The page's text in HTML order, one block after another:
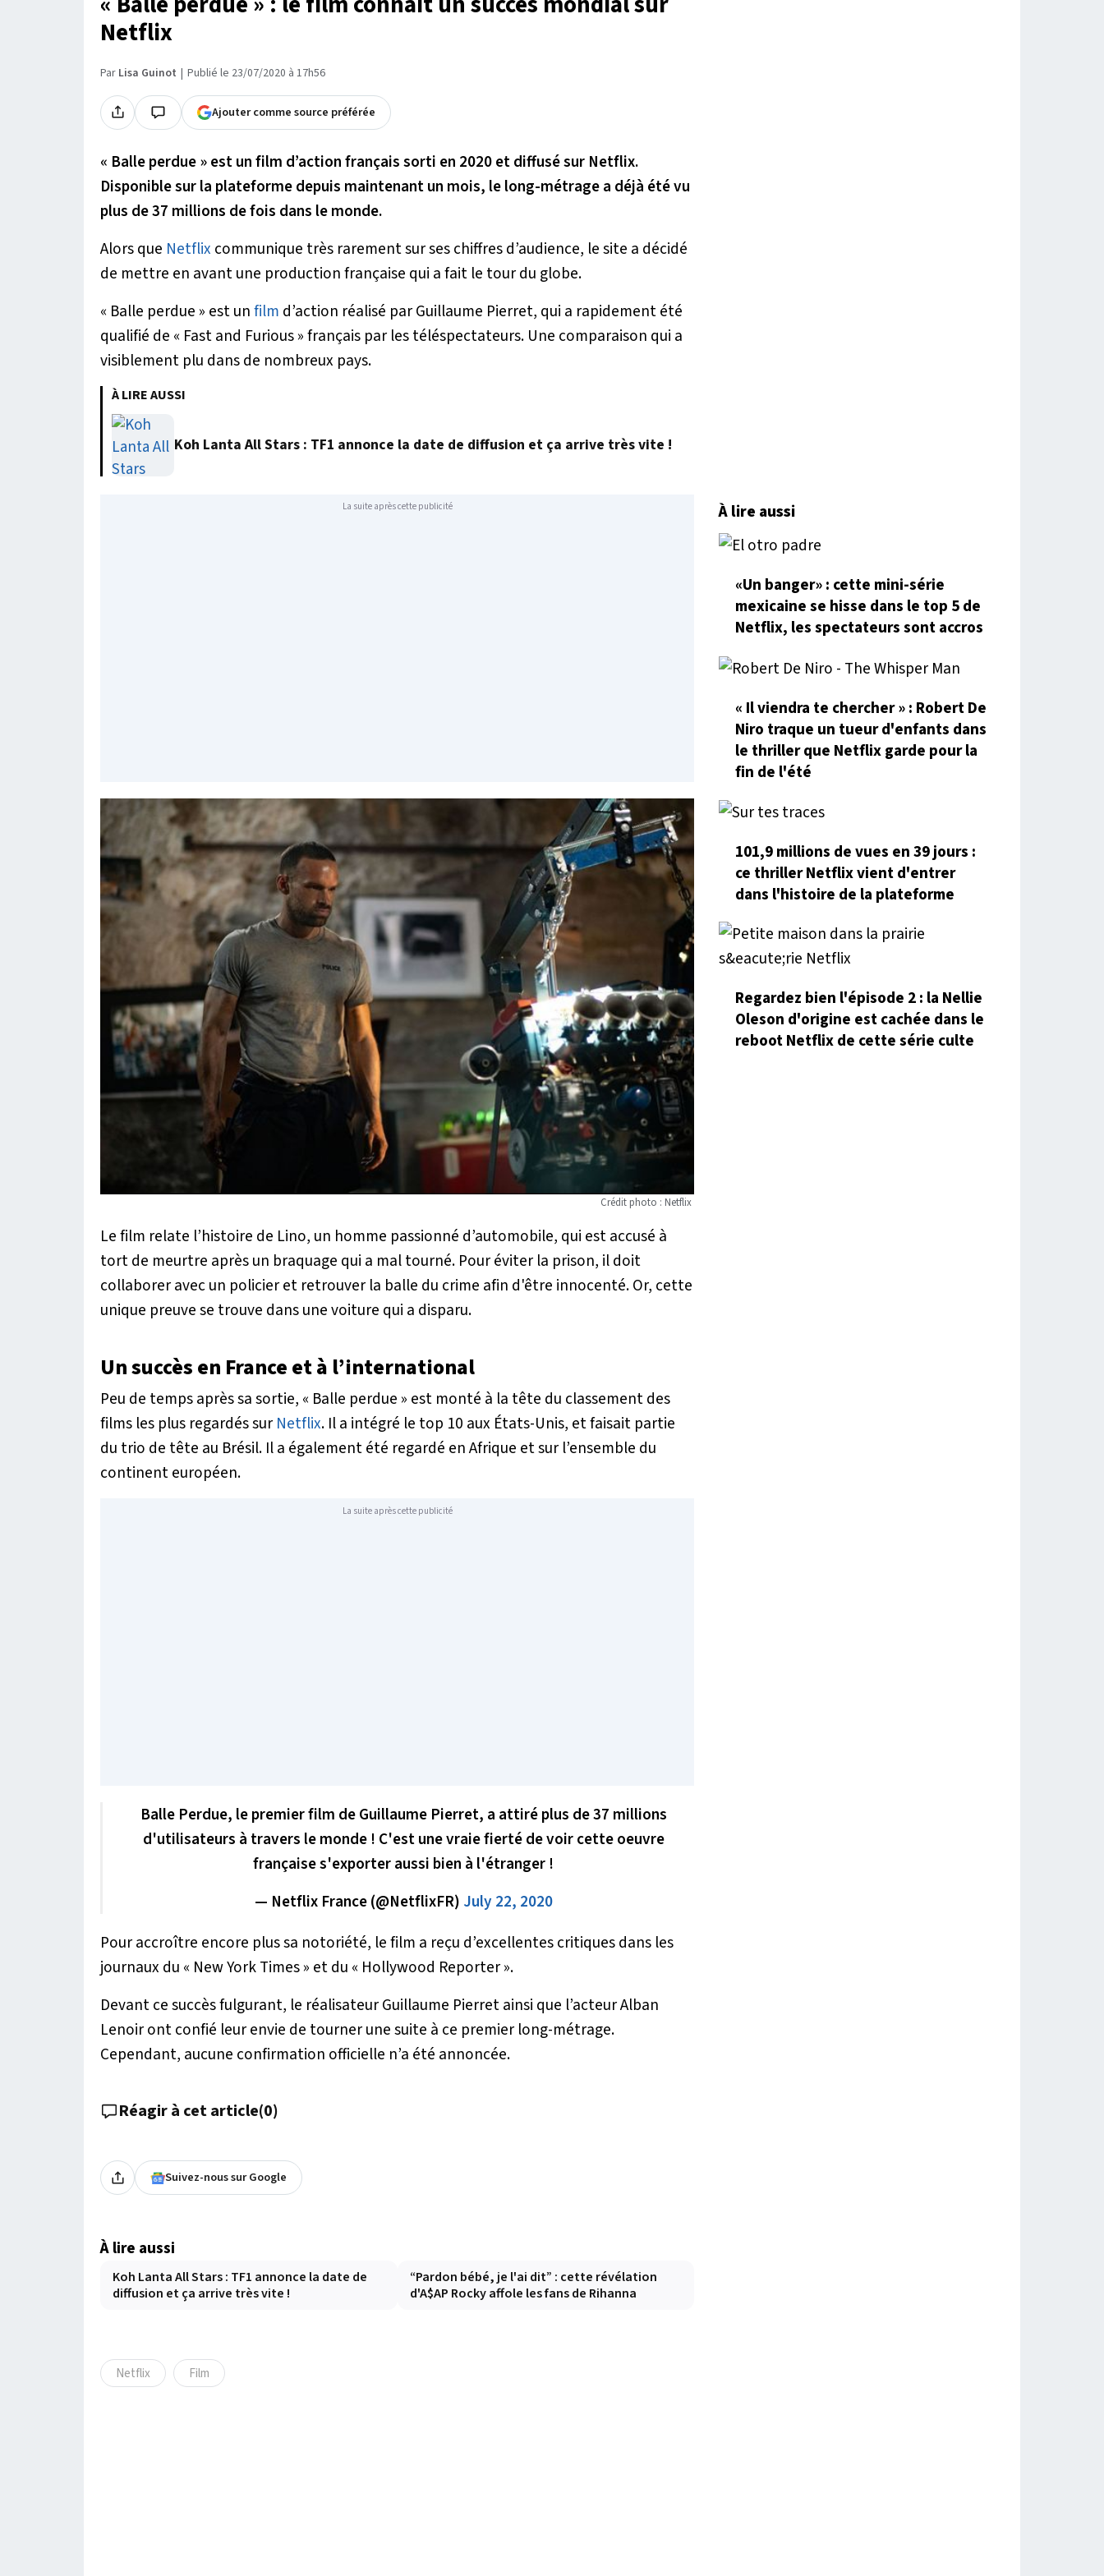
Netflix
Par Lisa Guinot Publié le 23/07/2020 à 17h56
Ajouter comme source préférée
« Balle perdue » est un film d’action français sorti en 2020 et diffusé sur Netflix.
Disponible sur la plateforme depuis maintenant un mois, le long-métrage a déjà été vu
plus de 37 millions de fois dans le monde.
Alors que Netflix communique très rarement sur ses chiffres d’audience, le site a décidé
de mettre en avant une production française qui a fait le tour du globe.
« Balle perdue » est unfilm d’action réalisé par Guillaume Pierret, qui a rapidement été
qualifié de « Fast and Furious » français par les téléspectateurs. Une comparaison qui a
visiblement plu dans de nombreux pays.
À LIRE AUSSI
Koh Lanta All Stars : TF1 annonce la date de diffusion et ça arrive très vite !
La suite après cette publicité
Crédit photo : Netflix
Le film relate l’histoire de Lino, un homme passionné d’automobile, qui est accusé à
tort de meurtre après un braquage qui a mal tourné. Pour éviter la prison, il doit
collaborer avec un policier et retrouver la balle du crime afin d'être innocenté. Or, cette
unique preuve se trouve dans une voiture qui a disparu.
Un succès en France et à l’international
Peu de temps après sa sortie, « Balle perdue » est monté à la tête du classement des
films les plus regardés sur Netflix. Il a intégré le top 10 aux États-Unis, et faisait partie
du trio de tête au Brésil. Il a également été regardé en Afrique et sur l’ensemble du
continent européen.
La suite après cette publicité
Balle Perdue, le premier film de Guillaume Pierret, a attiré plus de 37 millions
d'utilisateurs à travers le monde ! C'est une vraie fierté de voir cette oeuvre
française s'exporter aussi bien à l'étranger !
— Netflix France (@NetflixFR) July 22, 2020
Pour accroître encore plus sa notoriété, le film a reçu d’excellentes critiques dans les
journaux du « New York Times » et du « Hollywood Reporter ».
Devant ce succès fulgurant, le réalisateur Guillaume Pierret ainsi que l’acteur Alban
Lenoir ont confié leur envie de tourner une suite à ce premier long-métrage.
Cependant, aucune confirmation officielle n’a été annoncée.
Réagir à cet article(0)
Suivez-nous sur Google
À lire aussi
Koh Lanta All Stars : TF1 annonce la date de
diffusion et ça arrive très vite !
“Pardon bébé, je l'ai dit” : cette révélation
d'A$AP Rocky affole les fans de Rihanna
Netflix Film
À lire aussi
«Un banger» : cette mini-série
mexicaine se hisse dans le top 5 de
Netflix, les spectateurs sont accros
« Il viendra te chercher » : Robert De
Niro traque un tueur d'enfants dans
le thriller que Netflix garde pour la
fin de l'été
101,9 millions de vues en 39 jours :
ce thriller Netflix vient d'entrer
dans l'histoire de la plateforme
Regardez bien l'épisode 2 : la Nellie
Oleson d'origine est cachée dans le
reboot Netflix de cette série culte